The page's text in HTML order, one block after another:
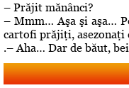
– Prăjit mănânci?
– Mmm… Aşa şi aşa…
cartofi prăjiţi, asezonaţi
.– Aha… Dar de băut,